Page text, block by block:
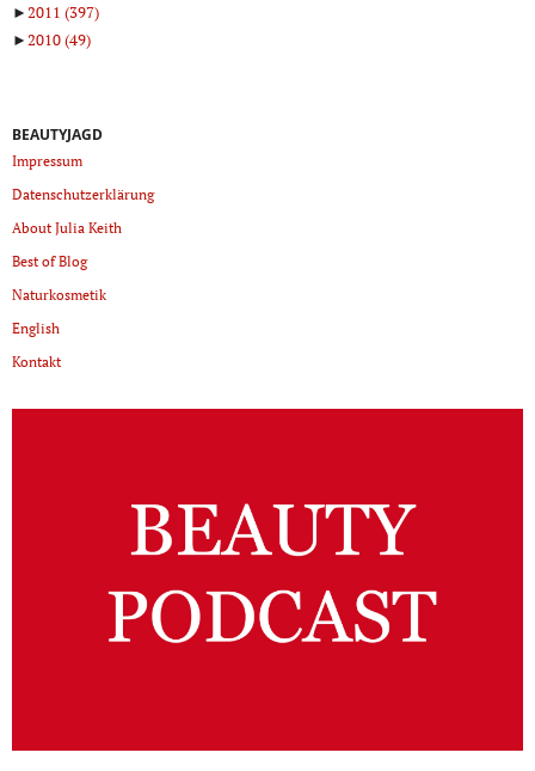
►2011 (397)
►2010(49)
BEAUTYJAGD
Impressum
Datenschutzerklärung
About Julia Keith
Best of Blog
Naturkosmetik
English
Kontakt